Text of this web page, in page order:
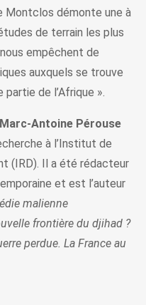
Montclos démonte une à
de terrain les plus
empêchent de
auxquels se trouve
partie de l’Afrique ».
Marc-Antoine Pérouse
à l’Institut de
(IRD). Il a été rédacteur
et est l’auteur
malienne
frontière du djihad ?
perdue. La France au